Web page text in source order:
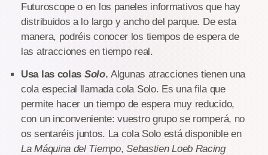
Futuroscope o en los paneles informativos que hay
distribuidos a lo largo y ancho del parque. De esta
manera, podréis conocer los tiempos de espera de
las atracciones en tiempo real.
Usa las colas Solo.Algunas atracciones tienen una
cola especial llamada cola Solo. Es una fila que
permite hacer un tiempo de espera muy reducido,
con un inconveniente: vuestro grupo se romperá, no
os sentaréis juntos. La cola Solo está disponible en
La Máquina del Tiempo,Sebastien Loeb Racing